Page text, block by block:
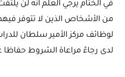
في الختام يرجي العلم انه لن
من الأشخاص الذين لا تتوفر
لوظائف مركز الأمير سلطان
لدى رجاءً مراعاة الشروط حفاظا